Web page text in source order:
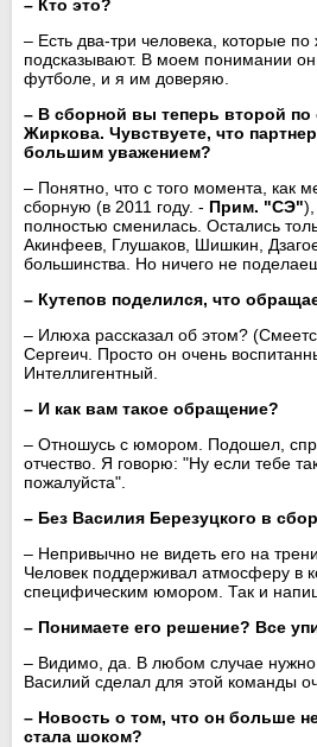
– Кто это?
– Есть два-три человека, которые по
подсказывают. В моем понимании
футболе, и я им доверяю.
– В сборной вы теперь второй по
Жиркова. Чувствуете, что
большим уважением?
– Понятно, что с того момента, как
сборную (в 2011 году. - Прим. "СЭ"),
полностью сменилась. Остались
Акинфеев, Глушаков, Шишкин,
большинства. Но ничего не
– Кутепов поделился, что
– Илюха рассказал об этом?
Сергеич. Просто он очень
Интеллигентный.
– И как вам такое обращение?
– Отношусь с юмором. Подошел,
отчество. Я говорю: "Ну если тебе
пожалуйста".
– Без Василия Березуцкого в
– Непривычно не видеть его на
Человек поддерживал атмосферу в
специфическим юмором. Так и
– Понимаете его решение? Все
– Видимо, да. В любом случае нужно
Василий сделал для этой команды
– Новость о том, что он больше
стала шоком?